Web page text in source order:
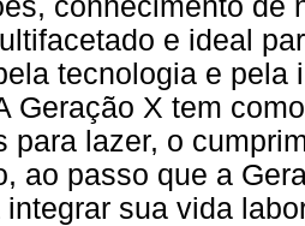
e ideal
tecnologia e pela
Geração X tem
para lazer, o
ao passo que a
integrar sua vida